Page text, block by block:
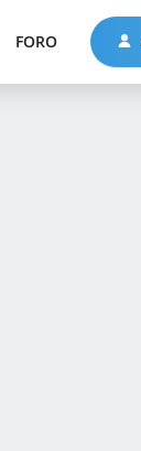
FORO